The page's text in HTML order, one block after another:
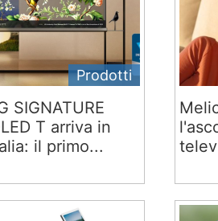
Prodotti
SIGNATURE
T arriva in
il primo...